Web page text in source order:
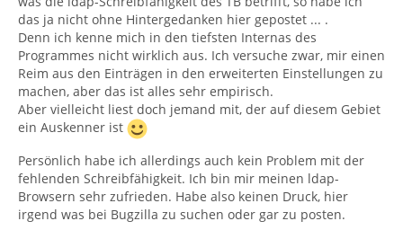
das ja nicht ohne Hintergedanken hier gepostet ... .
Denn ich kenne mich in den tiefsten Internas des
Programmes nicht wirklich aus. Ich versuche zwar, mir einen
Reim aus den Einträgen in den erweiterten Einstellungen zu
machen, aber das ist alles sehr empirisch.
Aber vielleicht liest doch jemand mit, der auf diesem Gebiet
ein Auskenner ist
Persönlich habe ich allerdings auch kein Problem mit der
fehlenden Schreibfähigkeit. Ich bin mir meinen ldap-
Browsern sehr zufrieden. Habe also keinen Druck, hier
irgend was bei Bugzilla zu suchen oder gar zu posten.